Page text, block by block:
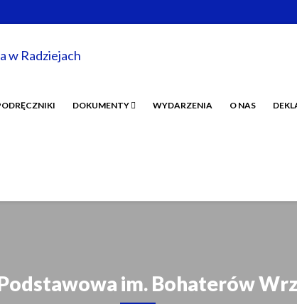
DOKUMENTY WYDARZENIA O NAS
im. Bohaterów